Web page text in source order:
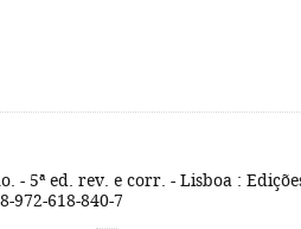
- 5ª ed. rev. e corr. - Lisboa :
972-618-840-7